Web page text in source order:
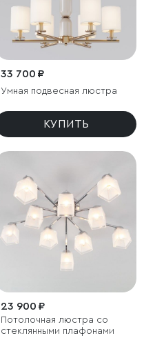
33 700 ₽
Умная подвесная люстра
КУПИТЬ
23 900 ₽
Потолочная люстра со
стеклянными плафонами